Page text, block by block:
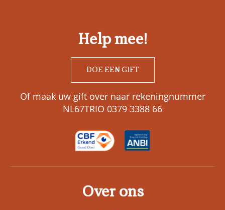
Help mee!
DOE EEN GIFT
Of maak uw gift over naar rekeningnummer
NL67TRIO 0379 3388 66
Over ons